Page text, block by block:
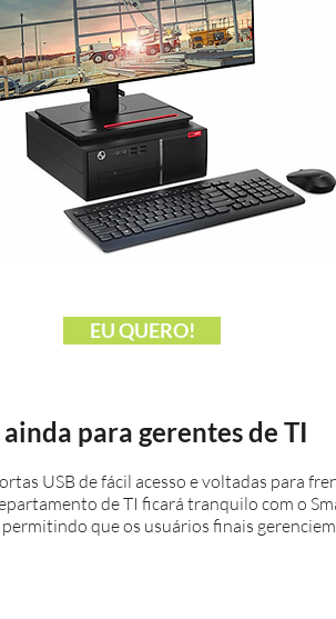
EU QUERO!
para gerentes de TI
USB de fácil acesso e voltadas para
de TI ficará tranquilo com o
que os usuários finais